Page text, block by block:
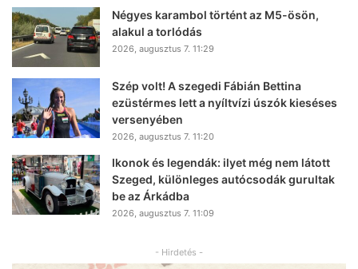
Négyes karambol történt az M5-ösön,
alakul a torlódás
2026, augusztus 7. 11:29
Szép volt! A szegedi Fábián Bettina
ezüstérmes lett a nyíltvízi úszók kieséses
versenyében
2026, augusztus 7. 11:20
Ikonok és legendák: ilyet még nem látott
Szeged, különleges autócsodák gurultak
be az Árkádba
2026, augusztus 7. 11:09
- Hirdetés -